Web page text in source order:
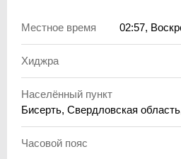
Местное время 02:57,
Хиджра
Населённый пункт
Бисерть, Свердловская
Часовой пояс